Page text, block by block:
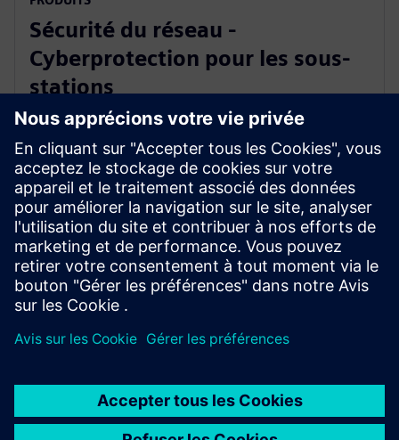
Sécurité du réseau -
Cyberprotection pour les sous-
stations
Cybersecurity est un domaine très sensible qui exige
un partenaire de confiance. Siemens, avec son
portefeuille d'automatisation et de protection des
sous-stations, est la première entreprise au monde à
recevoir une certification avec le plus haut niveau de
ML 4 possible